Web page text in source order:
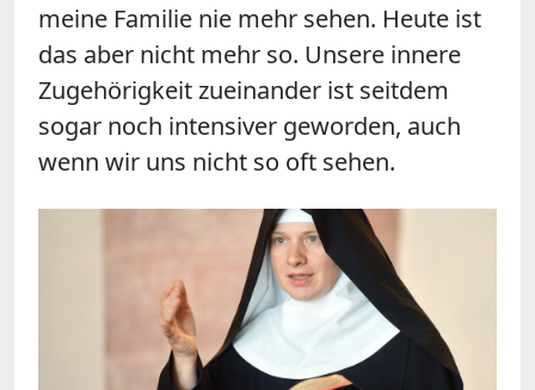
meine Familie nie mehr sehen. Heute ist
das aber nicht mehr so. Unsere innere
Zugehörigkeit zueinander ist seitdem
sogar noch intensiver geworden, auch
wenn wir uns nicht so oft sehen.